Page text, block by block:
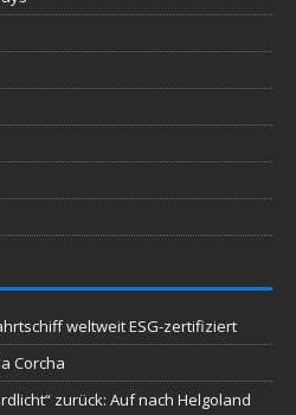
weltweit ESG-zertifiziert
Corcha
zurück: Auf nach Helgoland